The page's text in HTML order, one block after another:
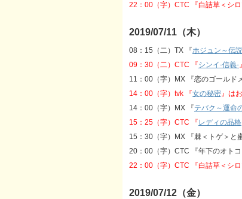
22：00（字）CTC 『白詰草＜シ
2019/07/11（木）
08：15（二）TX 『ホジュン～伝
09：30（二）CTC 『シンイ‐信義‐
11：00（字）MX 『恋のゴールド
14：00（字）tvk 『女の秘密』は
14：00（字）MX 『テバク～運命
15：25（字）CTC 『レディの品格
15：30（字）MX 『棘＜トゲ＞と
20：00（字）CTC 『年下のオト
22：00（字）CTC 『白詰草＜シ
2019/07/12（金）